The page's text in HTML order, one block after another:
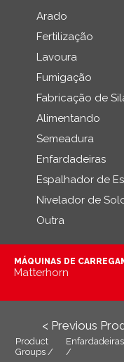
Arado
Fertilização
Lavoura
Fumigação
Fabricação de
Alimentando
Semeadura
Enfardadeiras
Espalhador de
Nivelador de
Outra
MÁQUINAS DE
Matterhorn
< Previous
Product
Groups /
Enfardadeiras
/